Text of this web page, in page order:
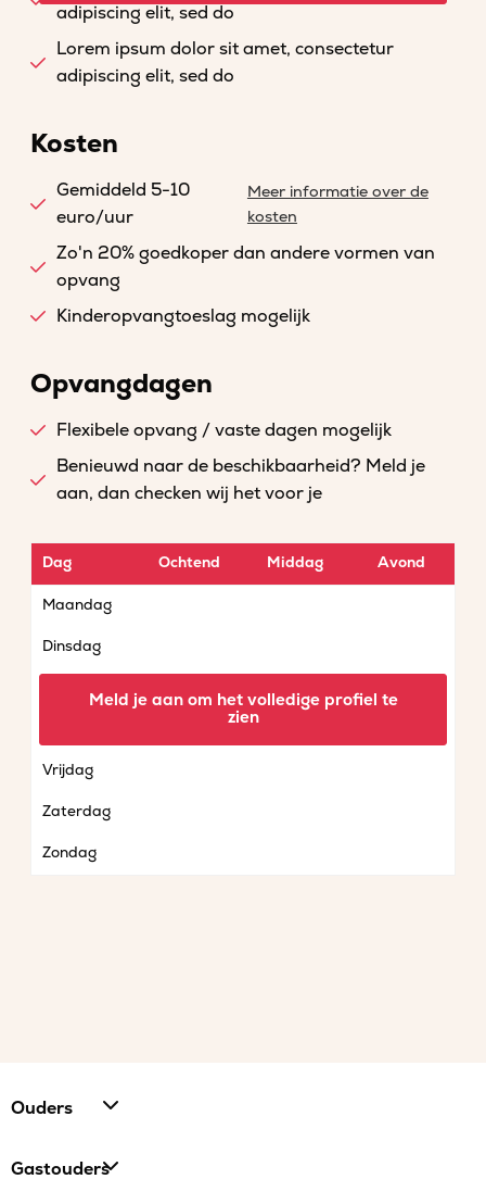
adipiscing elit, sed do
Lorem ipsum dolor sit amet, consectetur
adipiscing elit, sed do
Kosten
Gemiddeld 5-10
euro/uur
Meer informatie over de
kosten
Zo'n 20% goedkoper dan andere vormen van
opvang
Kinderopvangtoeslag mogelijk
Opvangdagen
Flexibele opvang / vaste dagen mogelijk
Benieuwd naar de beschikbaarheid? Meld je
aan, dan checken wij het voor je
Dag Ochtend Middag Avond
Maandag
Dinsdag
Vrijdag
Zaterdag
Zondag
Meld je aan om het volledige profiel te
zien
Ouders
Gastouders